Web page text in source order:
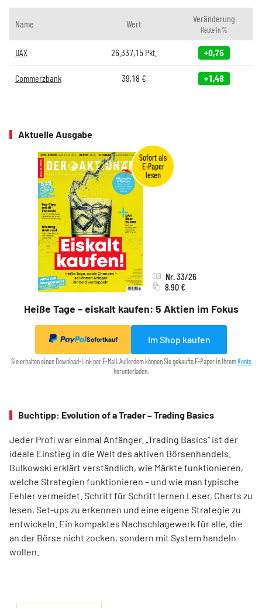
Name Wert Veränderung
Heute in %
DAX 26.337,15Pkt. +0,75
Commerzbank 39,18 € +1,48
Aktuelle Ausgabe
Heiße Tage – eiskalt kaufen: 5 Aktien im Fokus
Nr. 33/26
8,90 €
Sofortkauf Im Shop kaufen
Sie erhalten einen Download-Link per E-Mail. Außerdem können Sie gekaufte E-Paper in IhremKonto
herunterladen.
Buchtipp: Evolution of a Trader – Trading Basics
Jeder Profi war einmal Anfänger. „Trading Basics“ ist der
ideale Einstieg in die Welt des aktiven Börsenhandels.
Bulkowski erklärt verständlich, wie Märkte funktionieren,
welche Strategien funktionieren – und wie man typische
Fehler vermeidet. Schritt für Schritt lernen Leser, Charts zu
lesen, Set-ups zu erkennen und eine eigene Strategie zu
entwickeln. Ein kompaktes Nachschlagewerk für alle, die
an der Börse nicht zocken, sondern mit System handeln
wollen.